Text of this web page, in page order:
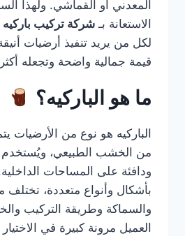
المعدني أو القماشي. ولهذا
الاستعانة بـ شركة تركيب
لكل من يريد تنفيذ أرضيات
قيمة جمالية واضحة وتجعله
ما هو الباركيه؟
الباركيه هو نوع من الأرضيات
من الخشب الطبيعي، ويُستخدم
ودافئة على المساحات الداخلية.
بأشكال وأنواع متعددة،
والسماكة وطريقة التركيب
العميل مرونة كبيرة في